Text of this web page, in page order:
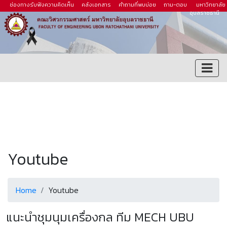
ช่องทางรับฟังความคิดเห็น คลังเอกสาร คำถามที่พบบ่อย ถาม-ตอบ
มหาวิทยาลัย
อุบลราชธานี
Youtube
Home Youtube
แนะนำชุมนุมเครื่องกล ทีม MECH UBU